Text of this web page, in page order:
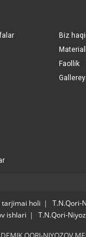
Biz
Faollik
tarjimai holi
T.N.Qori-
ishlari
T.N.Qori-